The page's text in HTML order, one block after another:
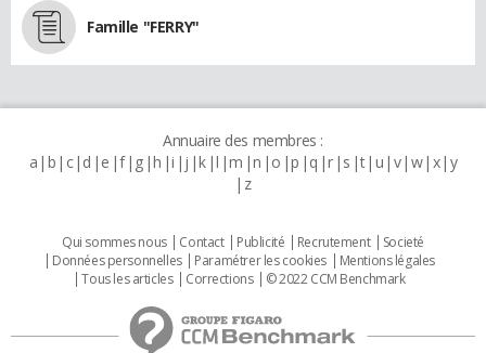
Famille "FERRY"
Annuaire des membres :
a b c d e f g h i j k l m n o p q r s t u v w x y
z
Qui sommes nous Contact Publicité Recrutement
Societé
Données personnelles
Paramétrer les cookies
Mentions légales
Tous les articles
Corrections © 2022 CCM Benchmark